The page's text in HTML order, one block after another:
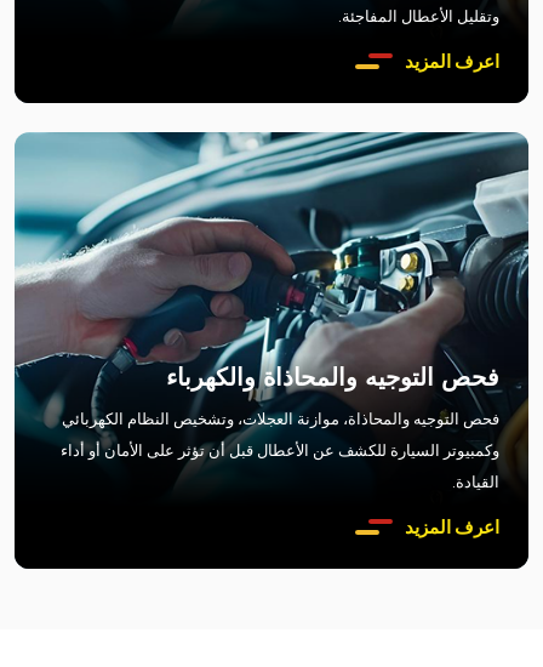
وتقليل الأعطال المفاجئة.
اعرف المزيد
فحص التوجيه والمحاذاة والكهرباء
فحص التوجيه والمحاذاة، موازنة العجلات، وتشخيص النظام الكهربائي
وكمبيوتر السيارة للكشف عن الأعطال قبل أن تؤثر على الأمان أو أداء
القيادة.
اعرف المزيد